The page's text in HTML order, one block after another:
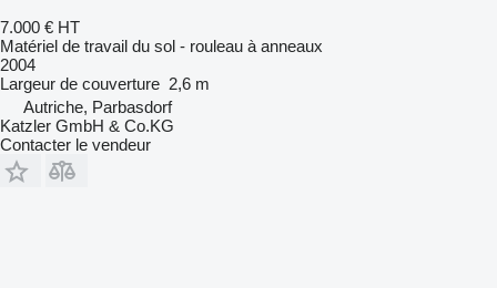
7.000 € HT
Matériel de travail du sol - rouleau à anneaux
2004
Largeur de couverture 2,6 m
Autriche, Parbasdorf
Katzler GmbH & Co.KG
Contacter le vendeur